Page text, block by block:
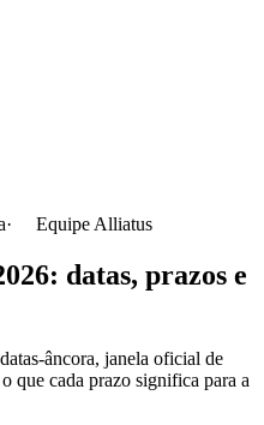
· Equipe Alliatus
datas, prazos e
âncora, janela oficial de
que cada prazo significa para a